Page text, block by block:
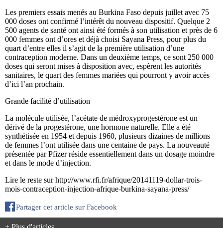
Les premiers essais menés au Burkina Faso depuis juillet avec 75
000 doses ont confirmé l’intérêt du nouveau dispositif. Quelque 2
500 agents de santé ont ainsi été formés à son utilisation et près de 6
000 femmes ont d’ores et déjà choisi Sayana Press, pour plus du
quart d’entre elles il s’agit de la première utilisation d’une
contraception moderne. Dans un deuxième temps, ce sont 250 000
doses qui seront mises à disposition avec, espèrent les autorités
sanitaires, le quart des femmes mariées qui pourront y avoir accès
d’ici l’an prochain.
Grande facilité d’utilisation
La molécule utilisée, l’acétate de médroxyprogestérone est un
dérivé de la progestérone, une hormone naturelle. Elle a été
synthétisée en 1954 et depuis 1960, plusieurs dizaines de millions
de femmes l’ont utilisée dans une centaine de pays. La nouveauté
présentée par Pfizer réside essentiellement dans un dosage moindre
et dans le mode d’injection.
Lire le reste sur http://www.rfi.fr/afrique/20141119-dollar-trois-
mois-contraception-injection-afrique-burkina-sayana-press/
Partager cet article sur Facebook